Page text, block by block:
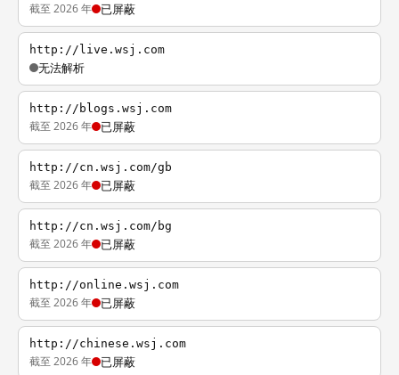
截至 2026 年 已屏蔽
http://live.wsj.com
无法解析
http://blogs.wsj.com
截至 2026 年 已屏蔽
http://cn.wsj.com/gb
截至 2026 年 已屏蔽
http://cn.wsj.com/bg
截至 2026 年 已屏蔽
http://online.wsj.com
截至 2026 年 已屏蔽
http://chinese.wsj.com
截至 2026 年 已屏蔽